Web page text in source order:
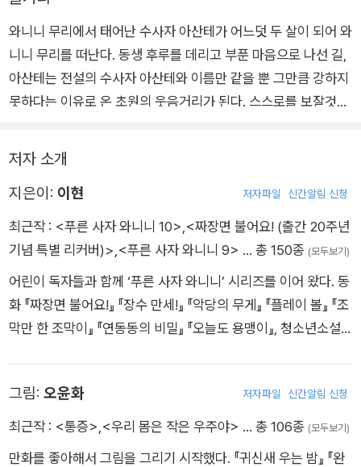
와니니 무리에서 태어난 수사자 아산테가 어느덧 두 살이 되어 와
니니 무리를 떠난다. 동생 후루를 데리고 부푼 마음으로 나선 길,
아산테는 전설의 수사자 아산테와 이름만 같을 뿐 그만큼 강하지
못하다는 이유로 온 초원의 웃음거리가 된다. 스스로를 보잘것없
수 있다는 조언을 듣고 자신감을 얻는다. 그러고는 첫눈에 반한
암사자 웨지를 다시 만나기 위해 용기를 내 길을 떠나는데……. 아
산테는 무사히 무리를 이루고 강한 수사자로 거듭날 수 있을까?
저자 소개
지은이: 이현 저자파일 신간알림 신청
최근작 : <푸른 사자 와니니 10> <짜장면 불어요! (출간 20주년
기념 특별 리커버)> <푸른 사자 와니니 9> … 총 150종 (모두보기)
어린이 독자들과 함께 ‘푸른 사자 와니니’ 시리즈를 이어 왔다. 동
화 『짜장면 불어요!』 『장수 만세!』 『악당의 무게』 『플레이 볼』 『조
막만 한 조막이』 『연동동의 비밀』 『오늘도 용맹이』, 청소년소설
원아동문학상을 받았고, ‘푸른 사자 와니니’ 시리즈로 2022년 한
스 크리스티안 안데르센 상 아너리스트에 올랐으며 2025년 권
그림: 오윤화 저자파일 신간알림 신청
최근작 : <통증> <우리 몸은 작은 우주야> … 총 106종 (모두보기)
만화를 좋아해서 그림을 그리기 시작했다. 『귀신새 우는 밤』 『완